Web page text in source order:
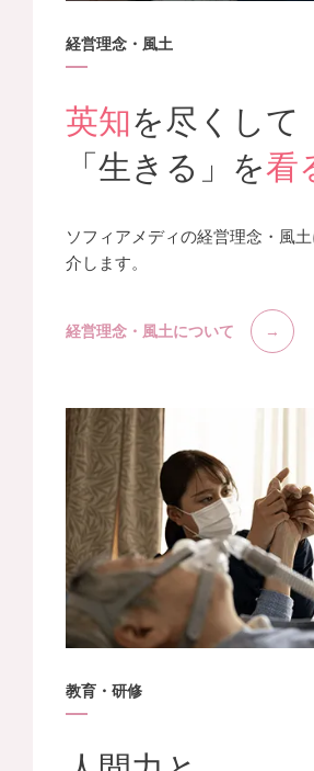
経営理念・風土
英知を尽くして
「生きる」を看
ソフィアメディの経営理念・風
介します。
経営理念・風土について
教育・研修